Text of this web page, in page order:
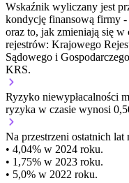
Wskaźnik wyliczany jest
kondycję finansową firmy -
oraz to, jak zmieniają się w
rejestrów: Krajowego
Sądowego i
KRS.
Ryzyko niewypłacalności
ryzyka w czasie wynosi
Na przestrzeni ostatnich lat
• 4,04% w 2024 roku.
• 1,75% w 2023 roku.
• 5,0% w 2022 roku.